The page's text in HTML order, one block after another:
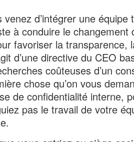
venez d’intégrer une équipe
à conduire le changement
favoriser la transparence,
d’une directive du CEO
coûteuses d’un
chose qu’on vous
de confidentialité interne,
pas le travail de votre